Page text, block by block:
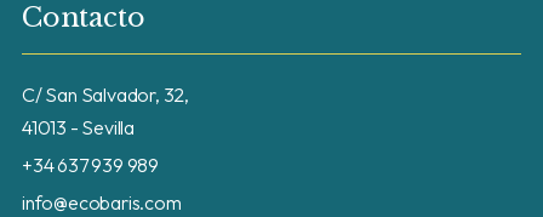
Contacto
C/ San Salvador, 32,
41013 - Sevilla
+34 637 939 989
info@ecobaris.com